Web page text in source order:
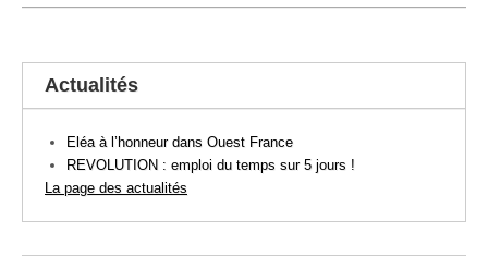
Actualités
Eléa à l’honneur dans Ouest France
REVOLUTION : emploi du temps sur 5 jours !
La page des actualités